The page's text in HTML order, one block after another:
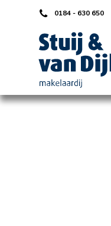
0184 - 630 650